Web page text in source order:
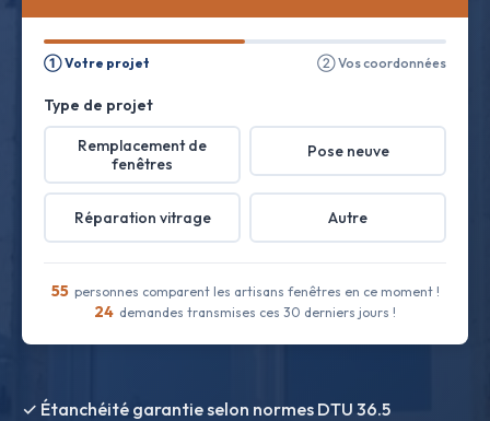
① Votre projet ② Vos coordonnées
Type de projet
Remplacement de
fenêtres
Pose neuve
Réparation vitrage Autre
55 personnes comparent les artisans fenêtres en ce moment !
24 demandes transmises ces 30 derniers jours !
✓ Étanchéité garantie selon normes DTU 36.5